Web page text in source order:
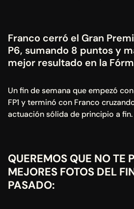
Franco cerró el Gran
P6, sumando 8 puntos y
mejor resultado en la
Un fin de semana que empezó
FP1 y terminó con Franco
actuación sólida de principio a fin.
QUEREMOS QUE NO TE
MEJORES FOTOS DEL
PASADO: